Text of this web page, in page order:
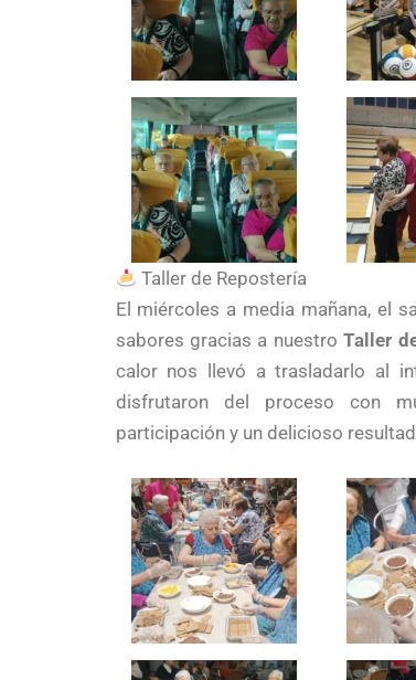
Taller de Repostería
El miércoles a media mañana, el
sabores gracias a nuestroTaller
calor nos llevó a trasladarlo al
disfrutaron del proceso con
participación y un delicioso